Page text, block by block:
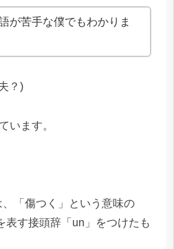
が苦手な僕でもわかりま
？)
います。
「傷つく」という意味の
表す接頭辞「un」をつけたも